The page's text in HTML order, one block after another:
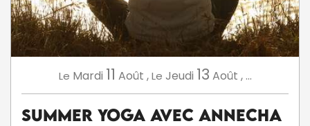
Le Mardi 11 Août ,Le Jeudi 13 Août , ...
Summer Yoga avec AnneCha